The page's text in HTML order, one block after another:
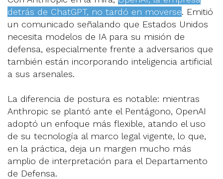
detrás de ChatGPT, no tardó en moverse. Emitió
un comunicado señalando que Estados Unidos
necesita modelos de IA para su misión de
defensa, especialmente frente a adversarios que
también están incorporando inteligencia artificial
a sus arsenales.
La diferencia de postura es notable: mientras
Anthropic se plantó ante el Pentágono, OpenAI
adoptó un enfoque más flexible, atando el uso
de su tecnología al marco legal vigente, lo que,
en la práctica, deja un margen mucho más
amplio de interpretación para el Departamento
de Defensa.